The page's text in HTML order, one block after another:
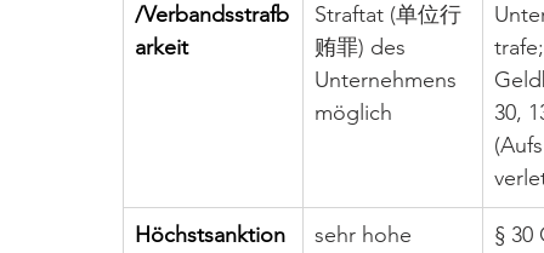
/Verbandsstrafb
arkeit
Straftat (单位行
贿罪) des
Unternehmens
möglich
30,
Höchstsanktion
sehr hohe
§ 30